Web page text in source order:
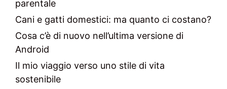
parentale
Cani e gatti domestici: ma quanto ci costano?
Cosa c’è di nuovo nell’ultima versione di
Android
Il mio viaggio verso uno stile di vita
sostenibile